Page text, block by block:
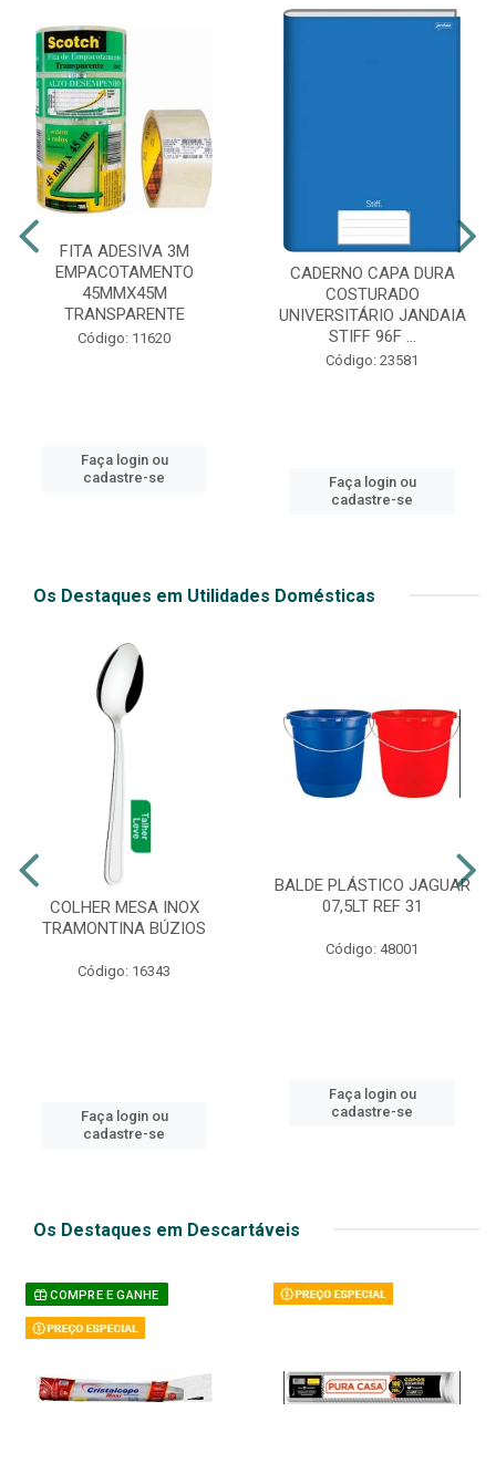
FITA ADESIVA 3M
EMPACOTAMENTO
45MMX45M
TRANSPARENTE
Código: 11620
Faça login ou
cadastre-se
CADERNO CAPA DURA
COSTURADO
UNIVERSITÁRIO JANDAIA
STIFF 96F ...
Código: 23581
Faça login ou
cadastre-se
Os Destaques em Utilidades Domésticas
COLHER MESA INOX
TRAMONTINA BÚZIOS
Código: 16343
Faça login ou
cadastre-se
BALDE PLÁSTICO JAGUAR
07,5LT REF 31
Código: 48001
Faça login ou
cadastre-se
Os Destaques em Descartáveis
COMPRE E GANHE